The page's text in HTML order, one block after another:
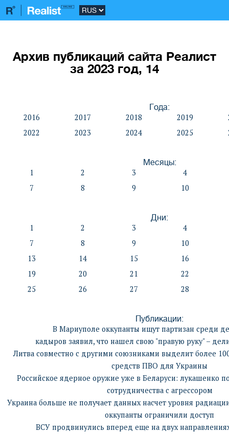
Архив публикаций сайта Реалист
за 2023 год, 14
Года:
2016 2017 2018 2019
2022
2023 2024 2025
Месяцы:
1 2 3
4
7
8 9 10
Дни:
1 2 3
4
7
8 9
10
13
14 15
16
19
20 21
22
25
26 27 28
Публикации:
В Мариуполе оккупанты ищут партизан среди
кадыров заявил, что нашел свою "правую руку" –
Литва совместно с другими союзниками выделит более
средств ПВО для Украины
Российское ядерное оружие уже в Беларуси: лукашенко
сотрудничества с агрессором
Украина больше не получает данных насчет уровня
оккупанты ограничили доступ
ВСУ продвинулись вперед еще на двух